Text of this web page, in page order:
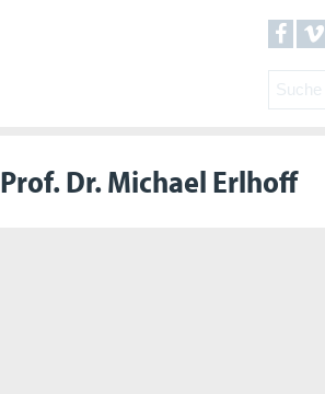
Prof. Dr. Michael Erlhoff